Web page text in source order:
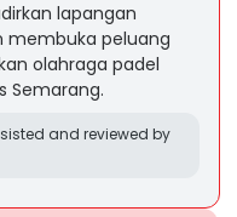
lapangan
membuka peluang
olahraga padel
Semarang.
and reviewed by